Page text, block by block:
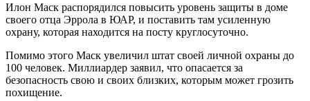
Илон Маск распорядился повысить уровень защиты в доме
своего отца Эррола в ЮАР, и поставить там усиленную
охрану, которая находится на посту круглосуточно.
Помимо этого Маск увеличил штат своей личной охраны до
100 человек. Миллиардер заявил, что опасается за
безопасность свою и своих близких, которым может грозить
похищение.